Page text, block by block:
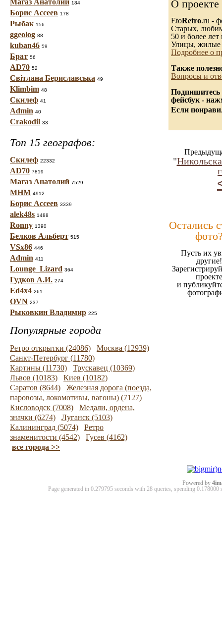
Магаз Анатолий 184
Борис Ассеев 178
Рыбак 156
ggeolog 88
kuban46 59
Брат 56
AD70 52
Світлана Бериславська 49
Klimbim 48
Скилеф 41
Admin 40
Crakodil 33
Топ 15 географов:
Скилеф 22332
AD70 7819
Магаз Анатолий 7529
МНМ 4912
Борис Ассеев 3339
alek48s 1488
Ronny 1390
Белков Альберт 515
VSx86 446
Admin 411
Lounge_Lizard 364
Гудков А.И. 274
Ed4x4 261
OVN 237
Рыковкин Владимир 225
Популярные города
Ретро открытки (24086)
Москва (12939)
Санкт-Петербург (11780)
Картины (11730)
Трускавец (10369)
Львов (10183)
Киев (10182)
Саратов (8644)
Железная дорога (поезда,
паровозы, локомотивы, вагоны) (7127)
Кисловодск (7008)
Медали, ордена,
значки (6274)
Луганск (5103)
Калининград (5074)
Ретро
знаменитости (4542)
Гусев (4162)
все города >>
О проекте
EtoRetro.ru -
Старых,
50 и более лет
Улицы, жилые
Подробнее о
Также
Вопросы и
Подпишитесь
фейсбук -
Если
"
Остались
Пусть их
другие!
проекте
и
Powered by
Page generated in 0.279795 seconds with 28 queries, spending